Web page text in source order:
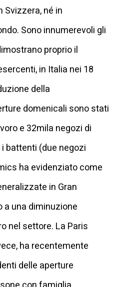
Svizzera, né in
Sono innumerevoli gli
proprio il
in Italia nei 18
della
domenicali sono stati
e 32mila negozi di
battenti (due negozi
ha evidenziato come
in Gran
a una diminuzione
nel settore. La Paris
ha recentemente
delle aperture